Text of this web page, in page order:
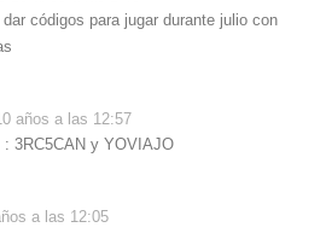
códigos para jugar durante julio con
años a las 12:57
: 3RC5CAN y YOVIAJO
a las 12:05